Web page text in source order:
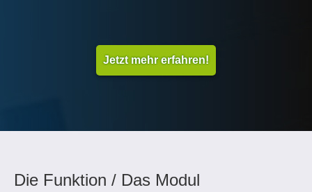
Jetzt mehr erfahren!
Die Funktion / Das Modul